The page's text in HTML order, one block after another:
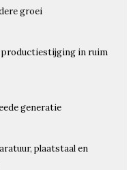
groei
in ruim
generatie
plaatstaal en